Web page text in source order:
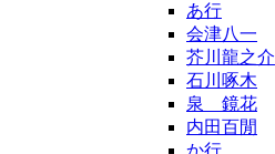
あ行
会津八一
芥川龍之介
石川啄木
泉 鏡花
内田百閒